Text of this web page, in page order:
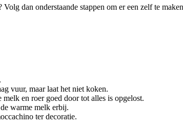
dan onderstaande stappen om er een zelf te
vuur, maar laat het niet koken.
melk en roer goed door tot alles is opgelost.
warme melk erbij.
ter decoratie.